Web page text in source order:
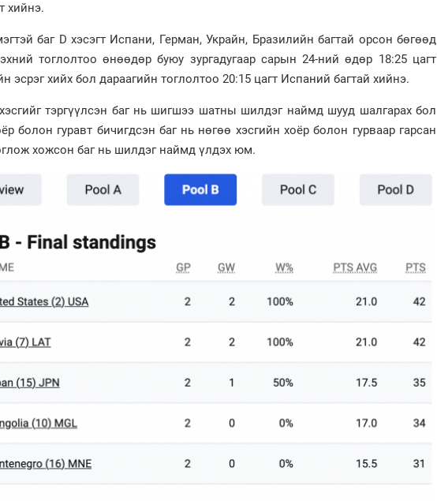
хийнэ.
баг D хэсэгт Испани, Герман, Украйн, Бразилийн багтай орсон бөгөөд
тоглолтоо өнөөдөр буюу зургадугаар сарын 24-ний өдөр 18:25 цагт
эсрэг хийх бол дараагийн тоглолтоо 20:15 цагт Испаний багтай хийнэ.
тэргүүлсэн баг нь шигшээ шатны шилдэг наймд шууд шалгарах бол
болон гуравт бичигдсэн баг нь нөгөө хэсгийн хоёр болон гурваар гарсан
хожсон баг нь шилдэг наймд үлдэх юм.